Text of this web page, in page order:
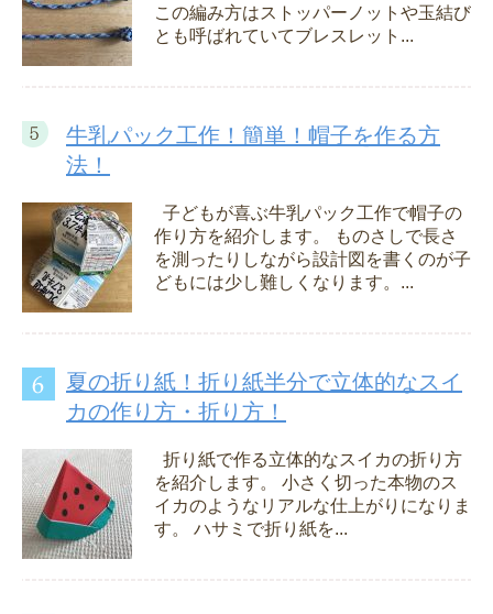
この編み方はストッパーノットや玉結び
とも呼ばれていてブレスレット...
牛乳パック工作！簡単！帽子を作る方
法！
子どもが喜ぶ牛乳パック工作で帽子の
作り方を紹介します。 ものさしで長さ
を測ったりしながら設計図を書くのが子
どもには少し難しくなります。...
夏の折り紙！折り紙半分で立体的なスイ
カの作り方・折り方！
折り紙で作る立体的なスイカの折り方
を紹介します。 小さく切った本物のス
イカのようなリアルな仕上がりになりま
す。 ハサミで折り紙を...